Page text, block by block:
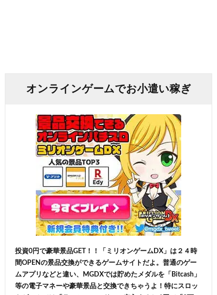
オンラインゲームでお小遣い稼ぎ
投資0円で豪華景品GET！！「ミリオンゲームDX」は２４時
間OPENの景品交換ができるゲームサイトだよ。普通のゲー
ムアプリなどと違い、MGDXでは貯めたメダルを「Bitcash」
等の電子マネーや豪華景品と交換できちゃうよ！特にスロッ